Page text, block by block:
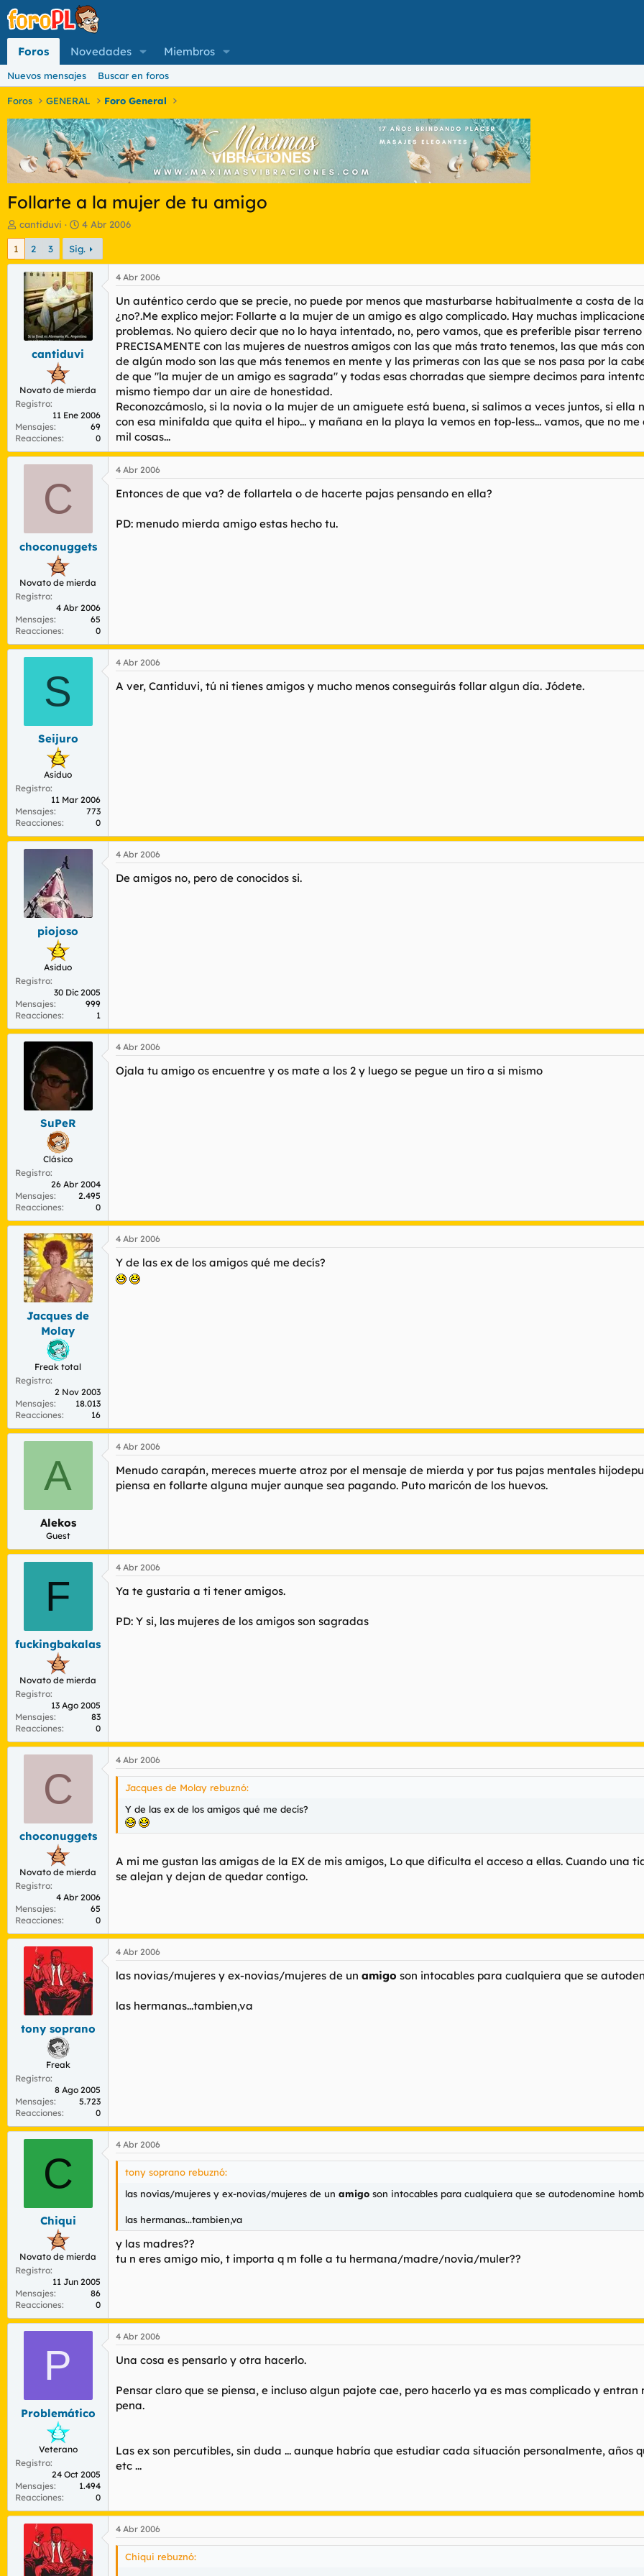
Foros Novedades Miembros
Nuevos mensajes Buscar en foros
Foros GENERAL Foro General
Follarte a la mujer de tu amigo
I
n
c
d
o
d
e
m
cantiduvi
F
e
c
h
a
d
e
i
n
i
c
4 Abr 2006
1 2 3 Sig.
cantiduvi
Novato de mierda
Registro
11 Ene 2006
Mensajes
69
Reacciones
0
4 Abr 2006
Un auténtico cerdo que se precie, no puede por menos que masturbarse habitualmente a costa de
¿no?.Me explico mejor: Follarte a la mujer de un amigo es algo complicado. Hay muchas
problemas. No quiero decir que no lo haya intentado, no, pero vamos, que es preferible pisar
PRECISAMENTE con las mujeres de nuestros amigos con las que más trato tenemos, las que más
de algún modo son las que más tenemos en mente y las primeras con las que se nos pasa por la
de que "la mujer de un amigo es sagrada" y todas esas chorradas que siempre decimos para
mismo tiempo dar un aire de honestidad.
Reconozcámoslo, si la novia o la mujer de un amiguete está buena, si salimos a veces juntos, si
con esa minifalda que quita el hipo... y mañana en la playa la vemos en top-less... vamos, que no
mil cosas...
C
choconuggets
Novato de mierda
Registro
4 Abr 2006
Mensajes
65
Reacciones
0
4 Abr 2006
Entonces de que va? de follartela o de hacerte pajas pensando en ella?
PD: menudo mierda amigo estas hecho tu.
S
Seijuro
Asiduo
Registro
11 Mar 2006
Mensajes
773
Reacciones
0
4 Abr 2006
A ver, Cantiduvi, tú ni tienes amigos y mucho menos conseguirás follar algun día. Jódete.
piojoso
Asiduo
Registro
30 Dic 2005
Mensajes
999
Reacciones
1
4 Abr 2006
De amigos no, pero de conocidos si.
SuPeR
Clásico
Registro
26 Abr 2004
Mensajes
2.495
Reacciones
0
4 Abr 2006
Ojala tu amigo os encuentre y os mate a los 2 y luego se pegue un tiro a si mismo
Jacques de
Molay
Freak total
Registro
2 Nov 2003
Mensajes
18.013
Reacciones
16
4 Abr 2006
Y de las ex de los amigos qué me decís?
A
Alekos
Guest
4 Abr 2006
Menudo carapán, mereces muerte atroz por el mensaje de mierda y por tus pajas mentales
piensa en follarte alguna mujer aunque sea pagando. Puto maricón de los huevos.
F
fuckingbakalas
Novato de mierda
Registro
13 Ago 2005
Mensajes
83
Reacciones
0
4 Abr 2006
Ya te gustaria a ti tener amigos.
PD: Y si, las mujeres de los amigos son sagradas
C
choconuggets
Novato de mierda
Registro
4 Abr 2006
Mensajes
65
Reacciones
0
4 Abr 2006
Jacques de Molay rebuznó:
Y de las ex de los amigos qué me decís?
A mi me gustan las amigas de la EX de mis amigos, Lo que dificulta el acceso a ellas. Cuando
se alejan y dejan de quedar contigo.
tony soprano
Freak
Registro
8 Ago 2005
Mensajes
5.723
Reacciones
0
4 Abr 2006
las novias/mujeres y ex-novias/mujeres de un amigo son intocables para cualquiera que se
las hermanas...tambien,va
C
Chiqui
Novato de mierda
Registro
11 Jun 2005
Mensajes
86
Reacciones
0
4 Abr 2006
tony soprano rebuznó:
las novias/mujeres y ex-novias/mujeres de un amigo son intocables para cualquiera que se autodenomine
las hermanas...tambien,va
y las madres??
tu n eres amigo mio, t importa q m folle a tu hermana/madre/novia/muler??
P
Problemático
Veterano
Registro
24 Oct 2005
Mensajes
1.494
Reacciones
0
4 Abr 2006
Una cosa es pensarlo y otra hacerlo.
Pensar claro que se piensa, e incluso algun pajote cae, pero hacerlo ya es mas complicado y
pena.
Las ex son percutibles, sin duda ... aunque habría que estudiar cada situación personalmente, años
etc ...
4 Abr 2006
Chiqui rebuznó: